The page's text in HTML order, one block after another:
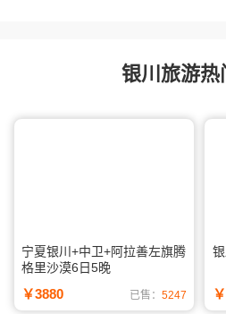
银川旅游热
宁夏银川+中卫+阿拉善左旗腾
格里沙漠6日5晚
￥3880 已售： 5247